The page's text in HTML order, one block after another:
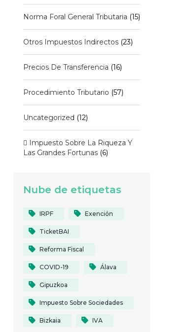
Norma Foral General Tributaria (15)
Otros Impuestos Indirectos(23)
Precios De Transferencia (16)
Procedimiento Tributario (57)
Uncategorized (12)
 Impuesto Sobre La Riqueza Y
Las Grandes Fortunas(6)
Nube de etiquetas
IRPF Exención
TicketBAI
Reforma Fiscal
COVID-19 Álava
Gipuzkoa
Impuesto Sobre Sociedades
Bizkaia IVA